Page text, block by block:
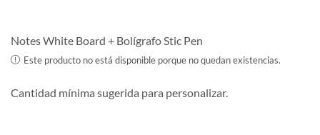
Notes White Board + Bolígrafo Stic Pen
Este producto no está disponible porque no quedan existencias.
Cantidad mínima sugerida para personalizar.